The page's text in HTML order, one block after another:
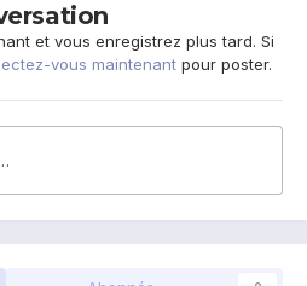
et vous enregistrez plus tard. Si
vous maintenant pour poster.